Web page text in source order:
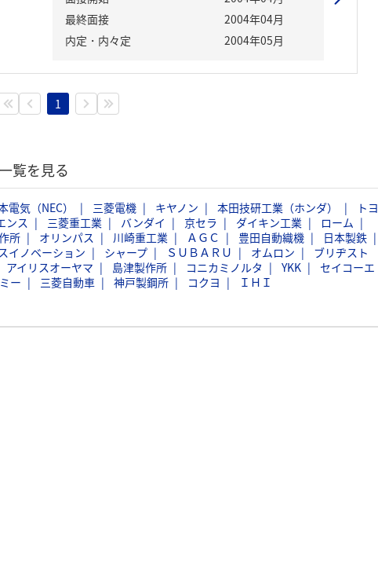
最終面接
2004年04月
内定・内々定
2004年05月
1
覧を見る
電気（NEC） 三菱電機 キヤノン 本田技研工業（ホンダ）
トヨ
ンス 三菱重工業 バンダイ 京セラ ダイキン工業
ローム
所 オリンパス 川崎重工業 ＡＧＣ 豊田自動織機
日本製鉄
イノベーション シャープ ＳＵＢＡＲＵ オムロン
ブリヂスト
アイリスオーヤマ 島津製作所 コニカミノルタ YKK
セイコーエ
ー 三菱自動車 神戸製鋼所 コクヨ ＩＨＩ